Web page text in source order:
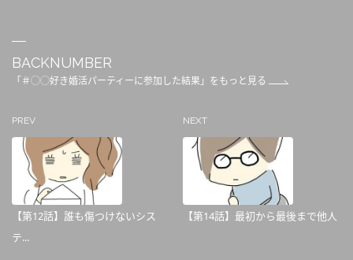
BACKNUMBER
「＃◯◯好き婚活パーティーに参加した結果」をもっと見る
PREV
【第12話】誰も傷つけないシス
テ...
NEXT
【第14話】最初から最後まで他人